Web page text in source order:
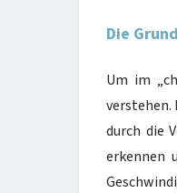
Die
Um im
verstehen.
durch die
erkennen